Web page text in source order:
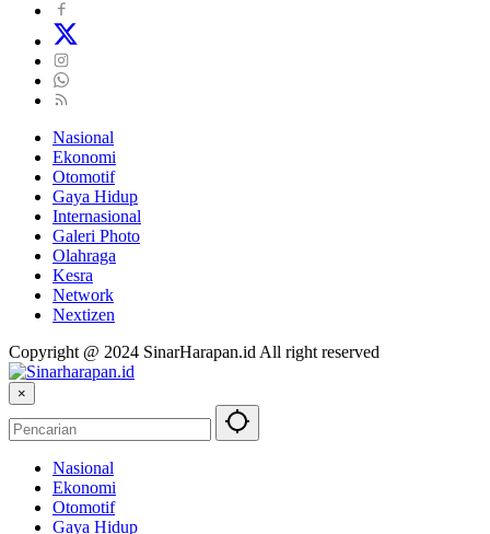
Nasional
Ekonomi
Otomotif
Gaya Hidup
Internasional
Galeri Photo
Olahraga
Kesra
Network
Nextizen
Copyright @ 2024 SinarHarapan.id All right reserved
×
Nasional
Ekonomi
Otomotif
Gaya Hidup